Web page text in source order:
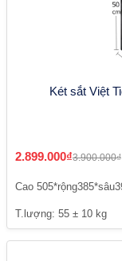
Két sắt Việt
2.899.000₫3.900.000₫
Cao
T.lượng: 55 ± 10 kg